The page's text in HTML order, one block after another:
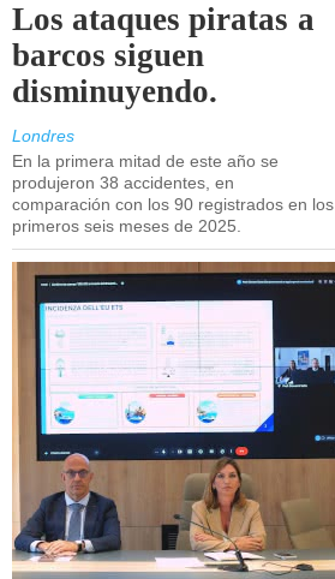
Los ataques piratas a
barcos siguen
disminuyendo.
Londres
En la primera mitad de este año se
produjeron 38 accidentes, en
comparación con los 90 registrados en los
primeros seis meses de 2025.